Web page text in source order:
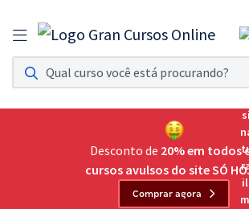
Assinatura Ilimitada 11
Acesso a todos os cursos. Teste grátis por 7 dias!
Assinatura OAB Até Passar
Acesso ilimitado a toda preparação para o Exame da
Residências Multiprofissionais
Desconto de 20% em todos
cursos avulsos do site SÓ
Comprar agora